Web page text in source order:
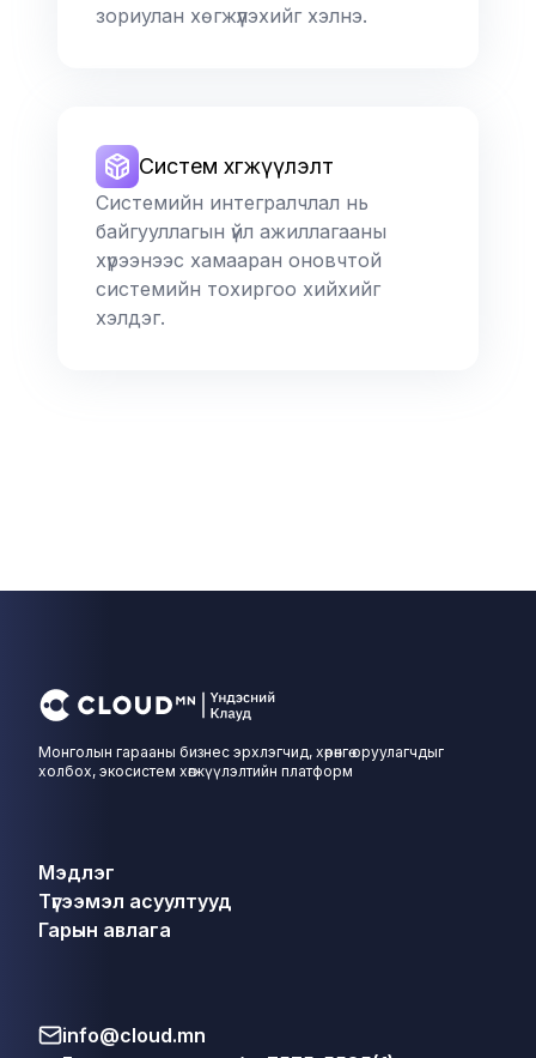
зориулан хөгжүүлэхийг хэлнэ.
Систем хөгжүүлэлт
Системийн интегралчлал нь
байгууллагын үйл ажиллагааны
хүрээнээс хамааран оновчтой
системийн тохиргоо хийхийг
хэлдэг.
Монголын гарааны бизнес эрхлэгчид, хөрөнгө оруулагчдыг
холбох, экосистем хөгжүүлэлтийн платформ
Мэдлэг
Түгээмэл асуултууд
Гарын авлага
info@cloud.mn